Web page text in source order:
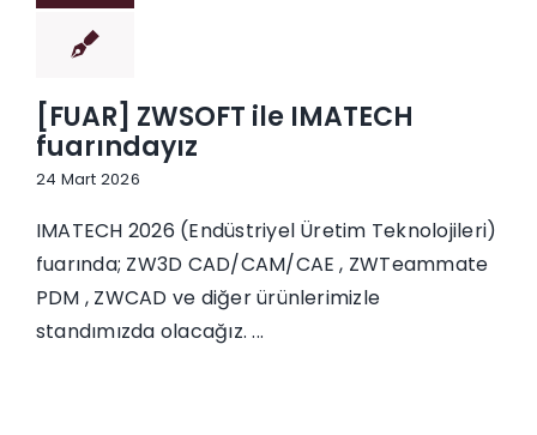
[FUAR] ZWSOFT ile IMATECH
fuarındayız
24 Mart 2026
IMATECH 2026 (Endüstriyel Üretim Teknolojileri)
fuarında; ZW3D CAD/CAM/CAE , ZWTeammate
PDM , ZWCAD ve diğer ürünlerimizle
standımızda olacağız. ...